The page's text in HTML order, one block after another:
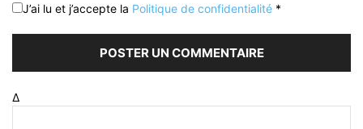
J’ai lu et j’accepte la Politique de confidentialité *
Δ